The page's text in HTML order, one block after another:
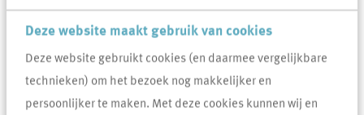
Deze website maakt gebruik van cookies
Deze website gebruikt cookies (en daarmee vergelijkbare
technieken) om het bezoek nog makkelijker en
persoonlijker te maken. Met deze cookies kunnen wij en
aantal gegevens onthouden.